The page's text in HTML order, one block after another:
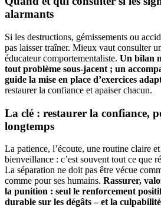
alarmants
Si les destructions, gémissements ou
pas laisser traîner. Mieux vaut consulter
éducateur comportementaliste. Un bilan
tout problème sous-jacent ; un
guide la mise en place d’exercices
restaurer la confiance et apaiser chacun.
La clé : restaurer la confiance,
longtemps
La patience, l’écoute, une routine claire
bienveillance : c’est souvent tout ce que
La séparation ne doit pas être vécue
comme pour ses humains. Rassurer,
la punition : seul le renforcement
durable sur les dégâts – et la culpabilité